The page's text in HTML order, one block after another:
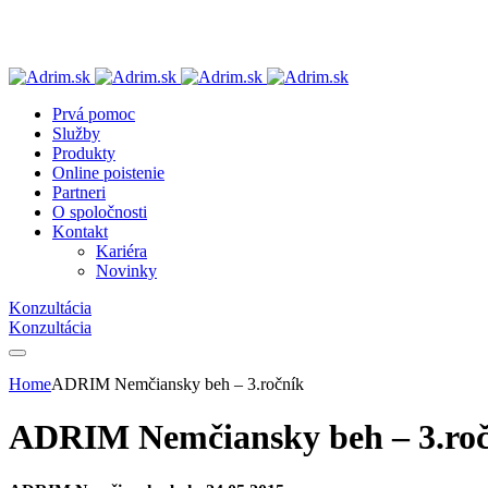
Prvá pomoc
Služby
Produkty
Online poistenie
Partneri
O spoločnosti
Kontakt
Kariéra
Novinky
Konzultácia
Konzultácia
HomeADRIM Nemčiansky beh – 3.ročník
ADRIM Nemčiansky beh –